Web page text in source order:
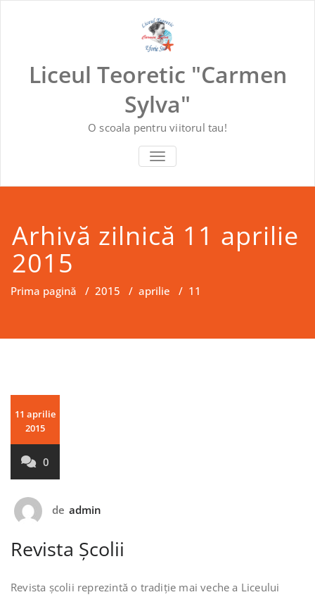
Liceul Teoretic "Carmen
Sylva"
O scoala pentru viitorul tau!
COMUTĂ NAVIGAREA
Arhivă zilnică 11 aprilie
2015
Prima pagină / 2015 / aprilie / 11
11 aprilie
2015
0
de admin
Revista Școlii
Revista școlii reprezintă o tradiție mai veche a Liceului